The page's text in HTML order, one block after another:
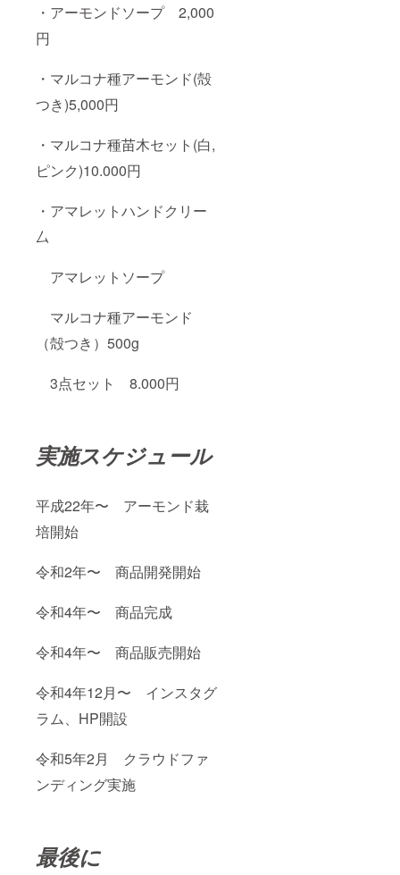
・アーモンドソープ 2,000
円
・マルコナ種アーモンド(殻
つき)5,000円
・マルコナ種苗木セット(白,
ピンク)10.000円
・アマレットハンドクリー
厶
アマレットソープ
マルコナ種アーモンド
（殻つき）500g
3点セット 8.000円
実施スケジュール
平成22年〜 アーモンド栽
培開始
令和2年〜 商品開発開始
令和4年〜 商品完成
令和4年〜 商品販売開始
令和4年12月〜 インスタグ
ラム、HP開設
令和5年2月 クラウドファ
ンディング実施
最後に